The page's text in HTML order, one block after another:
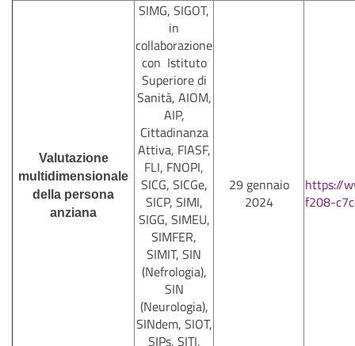
Valutazione
multidimensionale
della persona
anziana
SIMG, SIGOT,
in
collaborazione
con Istituto
Superiore di
Sanità, AIOM,
AIP,
Cittadinanza
Attiva, FIASF,
FLI, FNOPI,
SICG, SICGe,
SICP, SIMI,
SIGG, SIMEU,
SIMFER,
SIMIT, SIN
(Nefrologia),
SIN
(Neurologia),
SINdem, SIOT,
SIPs, SITI,
29 gennaio
2024
https://
f208-